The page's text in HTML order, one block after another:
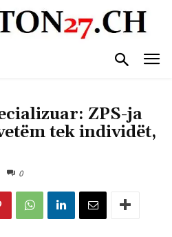
ZPS-ja
tek individët,
0